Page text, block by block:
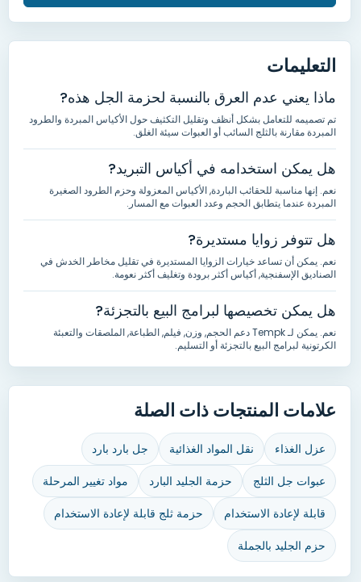
التعليمات
ماذا يعني عدم العرق بالنسبة لحزمة الجل هذه?
تم تصميمه للتعامل بشكل أنظف وتقليل التكثيف حول الأكياس المبردة والطرود
المبردة مقارنة بالثلج السائب أو العبوات سيئة الغلق.
هل يمكن استخدامه في أكياس التبريد?
نعم. إنها مناسبة للحقائب الباردة, الأكياس المعزولة وحزم الطرود الصغيرة
المبردة عندما يتطابق الحجم وعدد العبوات مع المسار.
هل تتوفر زوايا مستديرة?
نعم. يمكن أن تساعد خيارات الزوايا المستديرة في تقليل مخاطر الخدش في
الصناديق الإسفنجية, أكياس أكثر برودة وتغليف أكثر نعومة.
هل يمكن تخصيصها لبرامج البيع بالتجزئة?
نعم. يمكن لـ Tempk دعم الحجم, وزن, فيلم, الطباعة, الملصقات والتعبئة
الكرتونية لبرامج البيع بالتجزئة أو التسليم.
علامات المنتجات ذات الصلة
عزل الغذاء نقل المواد الغذائية
جل بارد بارد
عبوات جل الثلج
حزمة الجليد البارد
مواد تغيير المرحلة
قابلة لإعادة الاستخدام
حزمة ثلج قابلة لإعادة الاستخدام
حزم الجليد بالجملة